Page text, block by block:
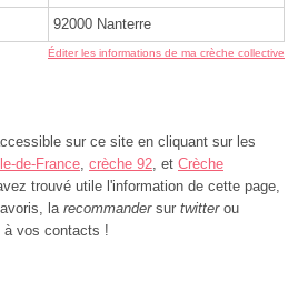
92000 Nanterre
Éditer les informations de ma crèche collective
sur ce site en cliquant sur les
de-France, crèche 92, et Crèche
trouvé utile l'information de cette page,
la recommandersur twitterou
à vos contacts !